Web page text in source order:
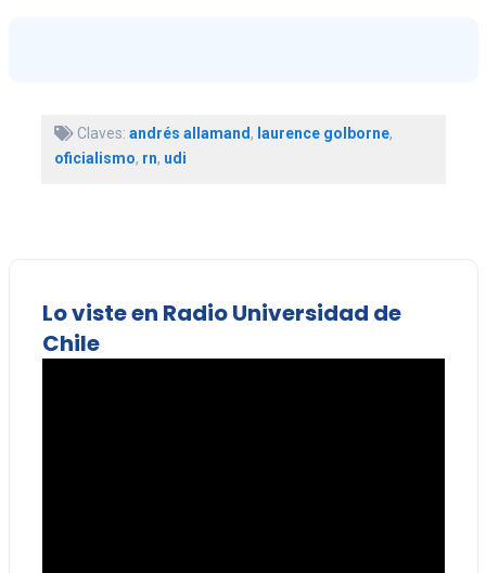
Claves: andrés allamand, laurence golborne,
oficialismo, rn, udi
Lo viste en Radio Universidad de
Chile